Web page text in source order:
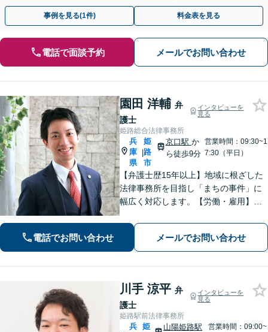
ドバイスで、納得のできるトラブルの解決を目指します。
事例を見る(1件) 料金表を見る
電話で面談予約 メールでお問い合わせ
園田 洋輔 弁
護士
インタビューを
見る
姫路総合法律事務所
兵
庫
県
|
姫
路
市
京口駅 か
ら徒歩9分
営業時間：09:30~1
7:30（平日）
【弁護士歴15年以上】地域に根ざした
法律事務所を目指し「まちの事件」に
幅広く対応します。【労働・雇用】残
せんか？正しい知識で正当な権利を主
張します。【相続・遺言】遺言書作成
のサポートはお任せください。
電話でお問い合わせ メールでお問い合わせ
川手 涼平 弁
護士
インタビューを
見る
姫路駅前法律事務所
兵
姫
山陽姫路駅
営業時間：09:00~